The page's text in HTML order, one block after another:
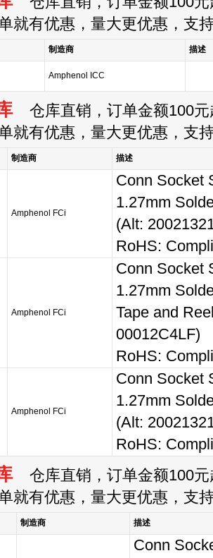
就有优惠，量大更优惠，支
制造商
描述
Amphenol ICC
仓库直销，订单金额100元
就有优惠，量大更优惠，支
制造商 描述
Amphenol FCi
Conn Socket
1.27mm
(Alt:
RoHS:
Amphenol FCi
Conn Socket
1.27mm
Tape and
00012C4LF)
RoHS:
Amphenol FCi
Conn Socket
1.27mm
(Alt:
RoHS:
仓库直销，订单金额100元
就有优惠，量大更优惠，支
制造商 描述
Conn